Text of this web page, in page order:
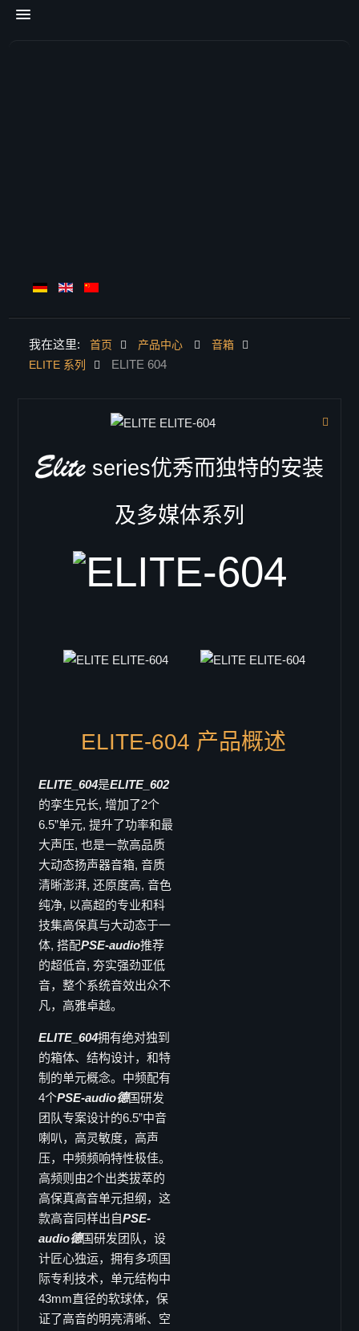
首页
联系我们
dsp处理器
低音/超低音音箱
B-18
LB-3
LB-3 i
Doppel 18"
LB-218i
Single 15"
B-15
LB-15
LB-15MK-II
SB-15
X-ray sub
Doppel 15"
SB-215
SB-215s
VB-52
Single 12"
B-12
B-12deluxe
B-12i
Doppel 8"
B-802
Line Array
maxum
LA-3
VT-6
VT-62
VT-68
我在这里: 首页 产品中心
音箱
ELITE 系列
ELITE 604
series优秀而独特的安装
及多媒体系列
ELITE-604 产品概述
ELITE_604是ELITE_602
的孪生兄长, 增加了2个
6.5”单元, 提升了功率和最
大声压, 也是一款高品质
大动态扬声器音箱, 音质
清晰澎湃, 还原度高, 音色
纯净, 以高超的专业和科
技集高保真与大动态于一
体, 搭配PSE-audio推荐
的超低音, 夯实强劲亚低
音，整个系统音效出众不
凡，高雅卓越。
ELITE_604拥有绝对独到
的箱体、结构设计，和特
制的单元概念。中频配有
4个PSE-audio德国研发
团队专案设计的6.5”中音
喇叭，高灵敏度，高声
压，中频频响特性极佳。
高频则由2个出类拔萃的
高保真高音单元担纲，这
款高音同样出自PSE-
audio德国研发团队，设
计匠心独运，拥有多项国
际专利技术，单元结构中
43mm直径的软球体，保
证了高音的明亮清晰、空